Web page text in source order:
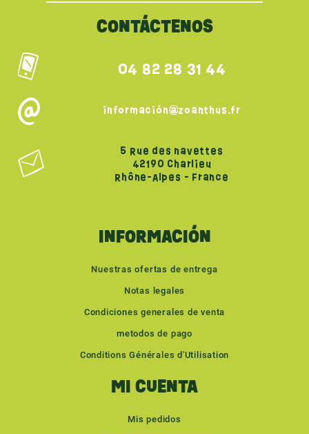
CONTÁCTENOS
04 82 28 31 44
información@zoanthus.fr
5 Rue des navettes
42190 Charlieu
Rhône-Alpes - France
INFORMACIÓN
Nuestras ofertas de entrega
Notas legales
Condiciones generales de venta
metodos de pago
Conditions Générales d'Utilisation
MI CUENTA
Mis pedidos